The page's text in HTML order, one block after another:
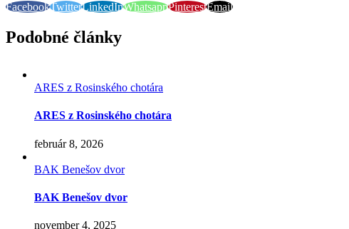
FacebookTwitterLinkedInWhatsappPinterestEmail
Podobné články
ARES z Rosinského chotára
ARES z Rosinského chotára
február 8, 2026
BAK Benešov dvor
BAK Benešov dvor
november 4, 2025